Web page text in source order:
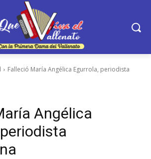
Falleció María Angélica Egurrola, periodista
Angélica